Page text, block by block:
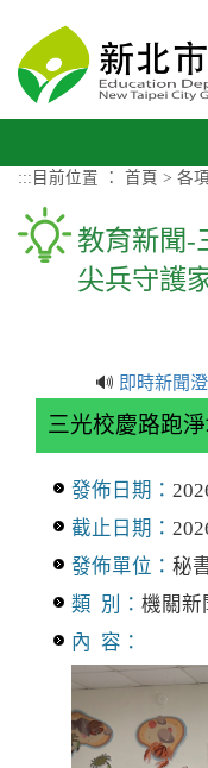
::: 目前位置 ： 首頁 > 各
教育新聞-
尖兵守護
🔊 即時新聞
三光校慶路跑
發佈日期：
截止日期：
發佈單位： 秘
類 別： 機關新
內 容：